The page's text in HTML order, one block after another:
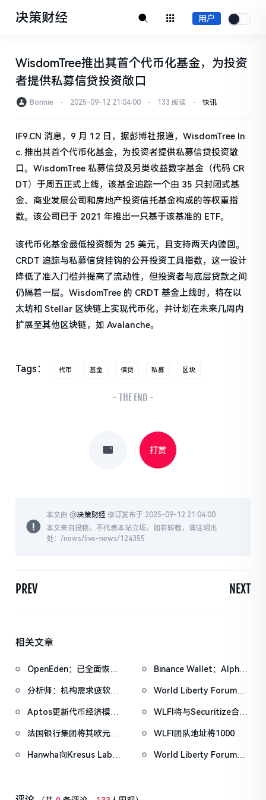
决策财经 用户
WisdomTree推出其首个代币化基金，为投资
者提供私募信贷投资敞口
Bonnie ⋅ 2025-09-12 21:04:00 ⋅ 133 阅读 ⋅ 快讯
IF9.CN 消息，9 月 12 日，据彭博社报道，WisdomTree In
c. 推出其首个代币化基金，为投资者提供私募信贷投资敞
口。WisdomTree 私募信贷及另类收益数字基金（代码 CR
DT）于周五正式上线，该基金追踪一个由 35 只封闭式基
金、商业发展公司和房地产投资信托基金构成的等权重指
数。该公司已于 2021 年推出一只基于该基准的 ETF。
该代币化基金最低投资额为 25 美元，且支持两天内赎回。
CRDT 追踪与私募信贷挂钩的公开投资工具指数，这一设计
降低了准入门槛并提高了流动性，但投资者与底层贷款之间
仍隔着一层。WisdomTree 的 CRDT 基金上线时，将在以
太坊和 Stellar 区块链上实现代币化，并计划在未来几周内
扩展至其他区块链，如 Avalanche。
Tags： 代币 基金 信贷 私募 区块
- THE END -
打赏
本文由 @决策财经 修订发布于 2025-09-12 21:04:00
本文来自投稿，不代表本站立场，如若转载，请注明出
处：/news/live-news/124355
PREV NEXT
相关文章
OpenEden：已全面恢复
核心系统安全
Binance Wallet：Alpha
放申领，积分门槛242分
分析师：机构需求疲软叠
市场面临双重抛压
World Liberty Forum政
总
Aptos更新代币经济模
金会永久锁定2.1亿APT
WLFI将与Securitize合
际酒店及度假村进行代币
化
法国银行集团将其欧元稳
Ledger
WLFI团队地址将1000万
Hanwha向Kresus Labs
World Liberty Forum开